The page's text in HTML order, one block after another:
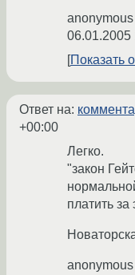
anonymous
06.01.2005
Показать
Ответ на:
+00:00
Легко.
"закон
платить за
anonymous